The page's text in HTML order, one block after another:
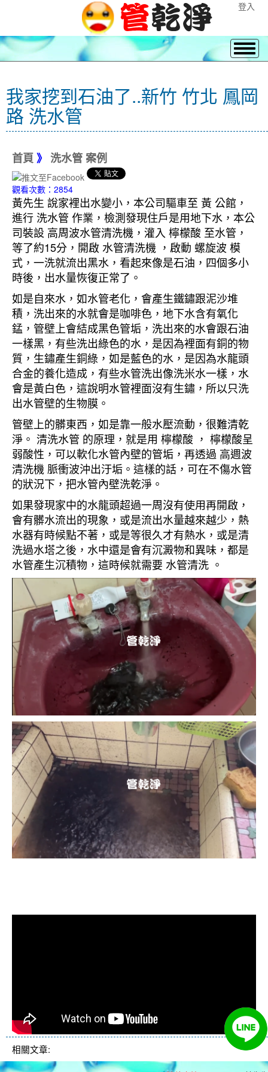
登入
我家挖到石油了..新竹 竹北 鳳岡
路 洗水管
首頁 》 洗水管 案例
觀看次數：2854
黃先生 說家裡出水變小，本公司驅車至 黃 公館，
進行 洗水管 作業，檢測發現住戶是用地下水，本公
司裝設 高周波水管清洗機，灌入 檸檬酸 至水管，
等了約15分，開啟 水管清洗機 ，啟動 螺旋波 模
式，一洗就流出黑水，看起來像是石油，四個多小
時後，出水量恢復正常了。
如是自來水，如水管老化，會產生鐵鏽跟泥沙堆
積，洗出來的水就會是咖啡色，地下水含有氧化
錳，管壁上會結成黑色管垢，洗出來的水會跟石油
一樣黑，有些洗出綠色的水，是因為裡面有銅的物
質，生鏽產生銅綠，如是藍色的水，是因為水龍頭
合金的養化造成，有些水管洗出像洗米水一樣，水
會是黃白色，這說明水管裡面沒有生鏽，所以只洗
出水管壁的生物膜。
管壁上的髒東西，如是靠一般水壓流動，很難清乾
淨。 清洗水管 的原理，就是用 檸檬酸 ， 檸檬酸呈
弱酸性，可以軟化水管內壁的管垢，再透過 高週波
清洗機 脈衝波沖出汙垢。這樣的話，可在不傷水管
的狀況下，把水管內壁洗乾淨。
如果發現家中的水龍頭超過一周沒有使用再開啟，
會有髒水流出的現象，或是流出水量越來越少，熱
水器有時候點不著，或是等很久才有熱水，或是清
洗過水塔之後，水中還是會有沉澱物和異味，都是
水管產生沉積物，這時候就需要 水管清洗 。
相關文章: